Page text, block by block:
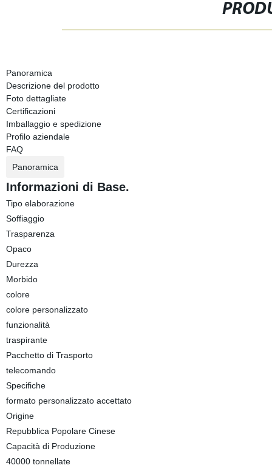
Panoramica
Descrizione del prodotto
Foto dettagliate
Certificazioni
Imballaggio e spedizione
Profilo aziendale
FAQ
Panoramica
Informazioni di Base.
Tipo elaborazione
Soffiaggio
Trasparenza
Opaco
Durezza
Morbido
colore
colore personalizzato
funzionalità
traspirante
Pacchetto di Trasporto
telecomando
Specifiche
formato personalizzato accettato
Origine
Repubblica Popolare Cinese
Capacità di Produzione
40000 tonnellate